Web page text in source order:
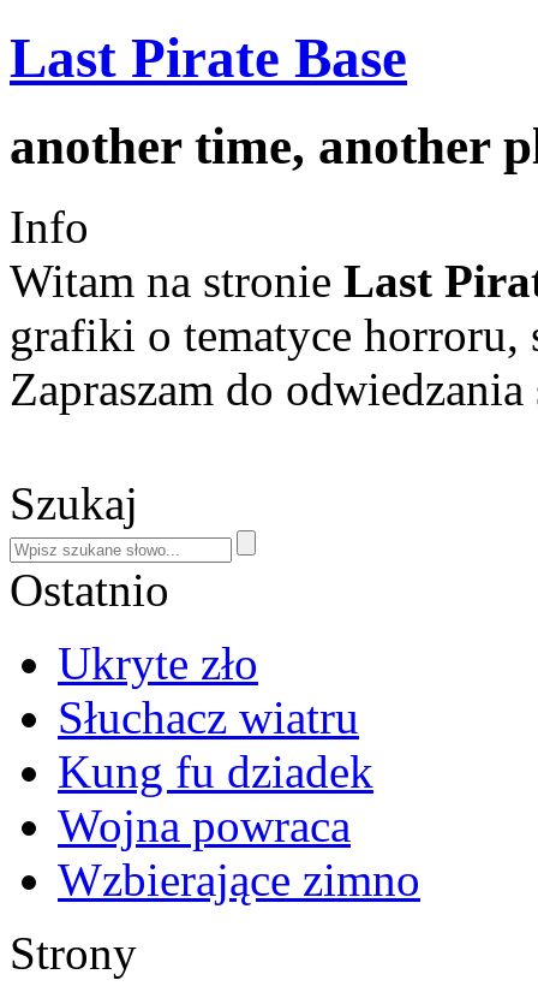
Last Pirate Base
another time, another
Info
Witam na stronie Last
grafiki o tematyce horroru,
Zapraszam do
Szukaj
Ostatnio
Ukryte zło
Słuchacz wiatru
Kung fu dziadek
Wojna powraca
Wzbierające zimno
Strony